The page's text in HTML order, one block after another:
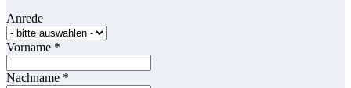
Anrede
Vorname *
Nachname *